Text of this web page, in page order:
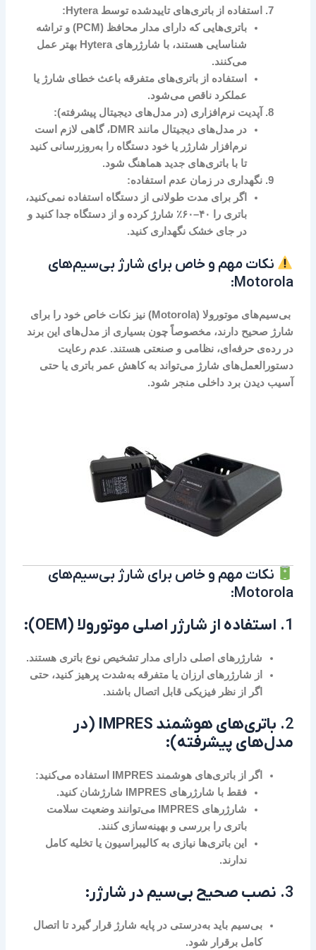
استفاده از باتری‌های تاییدشده توسط Hytera:
باتری‌هایی که دارای مدار محافظ (PCM) و تراشه
شناسایی هستند، با شارژرهای Hytera بهتر عمل
می‌کنند.
استفاده از باتری‌های متفرقه باعث خطای شارژ یا
عملکرد ناقص می‌شود.
آپدیت نرم‌افزاری (در مدل‌های دیجیتال پیشرفته):
در مدل‌های دیجیتال مانند DMR، گاهی لازم است
نرم‌افزار شارژر یا خود دستگاه را به‌روزرسانی کنید
تا با باتری‌های جدید هماهنگ شود.
نگهداری در زمان عدم استفاده:
اگر برای مدت طولانی از دستگاه استفاده نمی‌کنید،
باتری را ۴۰–۶۰٪ شارژ کرده و از دستگاه جدا کنید و
در جای خشک نگهداری کنید.
نکات مهم و خاص برای شارژ بی‌سیم‌های
Motorola:
بی‌سیم‌هایموتورولا (Motorola)
نیز نکات خاص خود را برای
شارژ صحیح دارند، مخصوصاً چون بسیاری از مدل‌های این برند
در رده‌ی حرفه‌ای، نظامی و صنعتی هستند. عدم رعایت
دستورالعمل‌های شارژ می‌تواند بهکاهش عمر باتری یا حتی
آسیب دیدن برد داخلی منجر شود.
نکات مهم و خاص برای شارژ بی‌سیم‌های
Motorola:
1. استفاده از شارژر اصلی موتورولا (OEM):
شارژرهای اصلی دارای مدار تشخیص نوع باتری هستند.
از شارژرهای ارزان یا متفرقه به‌شدت پرهیز کنید، حتی
اگر از نظر فیزیکی قابل اتصال باشند.
2.
باتری‌های هوشمند IMPRES (در
مدل‌های پیشرفته):
اگر از باتری‌های هوشمند IMPRES استفاده می‌کنید:
فقط با شارژرهای IMPRES شارژشان کنید.
شارژرهای IMPRES می‌توانند وضعیت سلامت
باتری را بررسی و بهینه‌سازی کنند.
این باتری‌ها نیازی به کالیبراسیون یا تخلیه کامل
ندارند.
3. نصب صحیح بی‌سیم در شارژر:
بی‌سیم باید به‌درستی در پایه شارژ قرار گیرد تا اتصال
کامل برقرار شود.